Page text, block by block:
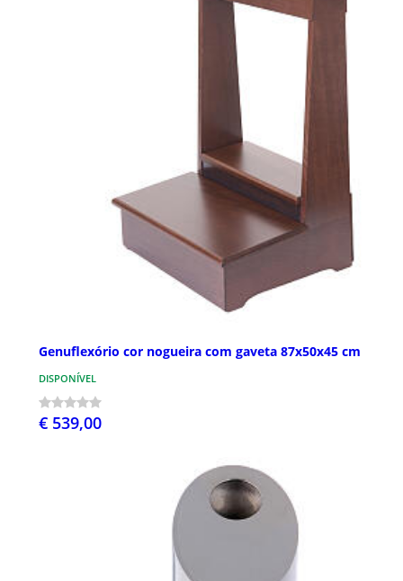
Genuflexório cor nogueira com gaveta 87x50x45 cm
DISPONÍVEL
€ 539,00